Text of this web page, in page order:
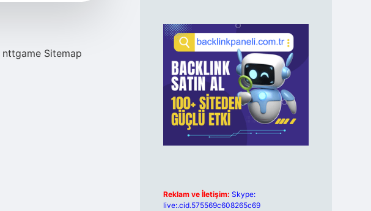
nttgame Sitemap
Reklam ve İletişim: Skype:
live:.cid.575569c608265c69